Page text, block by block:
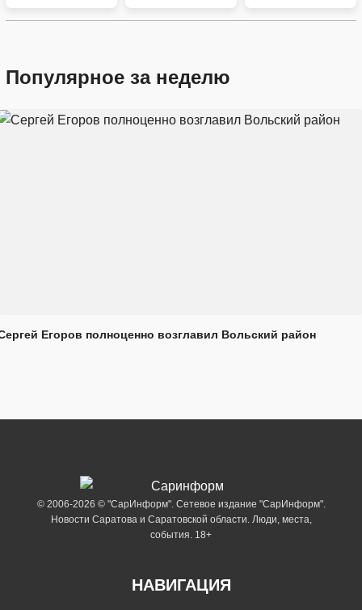
Популярное за неделю
Егоров полноценно возглавил Вольский район
© 2006-2026 © "СарИнформ". Сетевое издание "СарИнформ".
Новости Саратова и Саратовской области. Люди, места,
события. 18+
НАВИГАЦИЯ